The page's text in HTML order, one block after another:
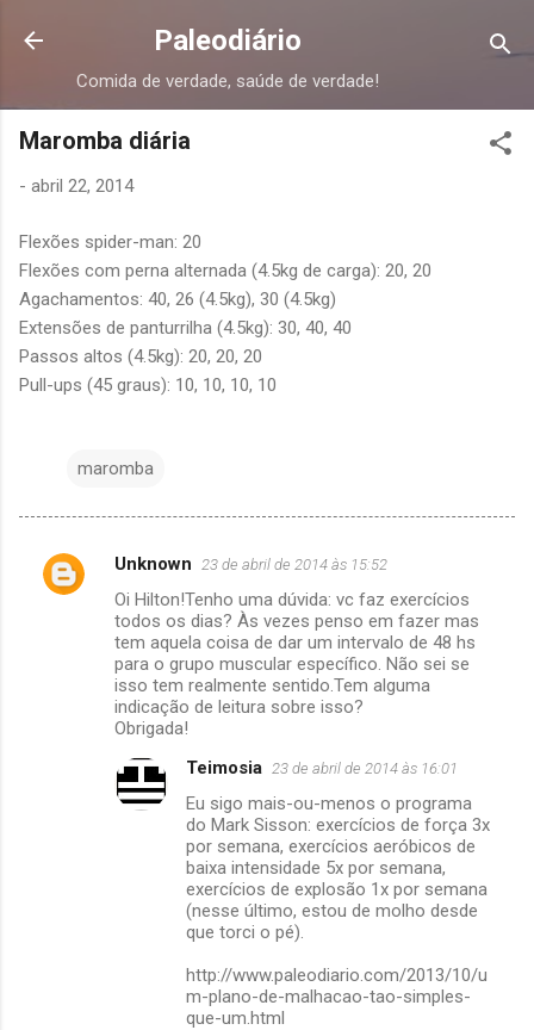
Pular para o conteúdo principal
Paleodiário
Comida de verdade, saúde de verdade!
Maromba diária
- abril 22, 2014
Flexões spider-man: 20
Flexões com perna alternada (4.5kg de carga): 20, 20
Agachamentos: 40, 26 (4.5kg), 30 (4.5kg)
Extensões de panturrilha (4.5kg): 30, 40, 40
Passos altos (4.5kg): 20, 20, 20
Pull-ups (45 graus): 10, 10, 10, 10
maromba
C
Unknown 23 de abril de 2014 às 15:52
Oi Hilton!Tenho uma dúvida: vc faz exercícios
todos os dias? Às vezes penso em fazer mas
tem aquela coisa de dar um intervalo de 48 hs
para o grupo muscular específico. Não sei se
isso tem realmente sentido.Tem alguma
indicação de leitura sobre isso?
Obrigada!
Teimosia 23 de abril de 2014 às 16:01
Eu sigo mais-ou-menos o programa
do Mark Sisson: exercícios de força 3x
por semana, exercícios aeróbicos de
baixa intensidade 5x por semana,
exercícios de explosão 1x por semana
(nesse último, estou de molho desde
que torci o pé).
http://www.paleodiario.com/2013/10/u
m-plano-de-malhacao-tao-simples-
que-um.html